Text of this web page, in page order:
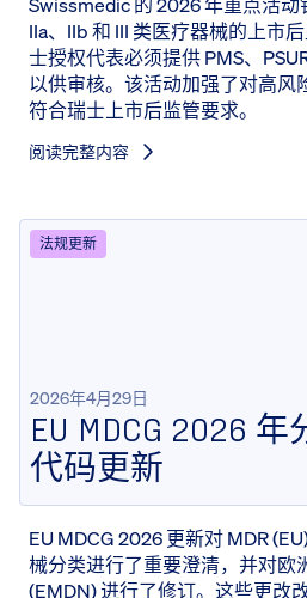
IIa、IIb 和 III 类医疗器械的上市
士授权代表必须提供 PMS、
以供审核。该活动加强了对高风
符合瑞士上市后监管要求。
阅读完整内容
法规更新
2026年4月29日
EU MDCG 2026 年
代码更新
EU MDCG 2026 更新对 MDR
械分类进行了重要澄清，并对欧
(EMDN) 进行了修订。这些更改